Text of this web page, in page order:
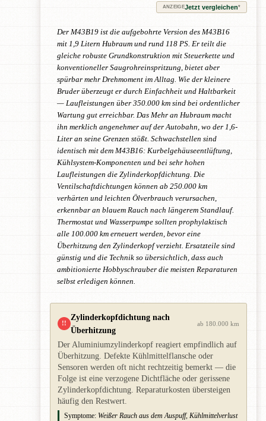
ANZEIGEJetzt vergleichen*
Der M43B19 ist die aufgebohrte Version des M43B16
mit 1,9 Litern Hubraum und rund 118 PS. Er teilt die
gleiche robuste Grundkonstruktion mit Steuerkette und
konventioneller Saugrohreinspritzung, bietet aber
spürbar mehr Drehmoment im Alltag. Wie der kleinere
Bruder überzeugt er durch Einfachheit und Haltbarkeit
— Laufleistungen über 350.000 km sind bei ordentlicher
Wartung gut erreichbar. Das Mehr an Hubraum macht
ihn merklich angenehmer auf der Autobahn, wo der 1,6-
Liter an seine Grenzen stößt. Schwachstellen sind
identisch mit dem M43B16: Kurbelgehäuseentlüftung,
Kühlsystem-Komponenten und bei sehr hohen
Laufleistungen die Zylinderkopfdichtung. Die
Ventilschaftdichtungen können ab 250.000 km
verhärten und leichten Ölverbrauch verursachen,
erkennbar an blauem Rauch nach längerem Standlauf.
Thermostat und Wasserpumpe sollten prophylaktisch
alle 100.000 km erneuert werden, bevor eine
Überhitzung den Zylinderkopf verzieht. Ersatzteile sind
günstig und die Technik so übersichtlich, dass auch
ambitionierte Hobbyschrauber die meisten Reparaturen
selbst erledigen können.
!!
Zylinderkopfdichtung nach
Überhitzung
ab 180.000 km
Der Aluminiumzylinderkopf reagiert empfindlich auf
Überhitzung. Defekte Kühlmittelflansche oder
Sensoren werden oft nicht rechtzeitig bemerkt — die
Folge ist eine verzogene Dichtfläche oder gerissene
Zylinderkopfdichtung. Reparaturkosten übersteigen
häufig den Restwert.
Symptome: Weißer Rauch aus dem Auspuff, Kühlmittelverlust